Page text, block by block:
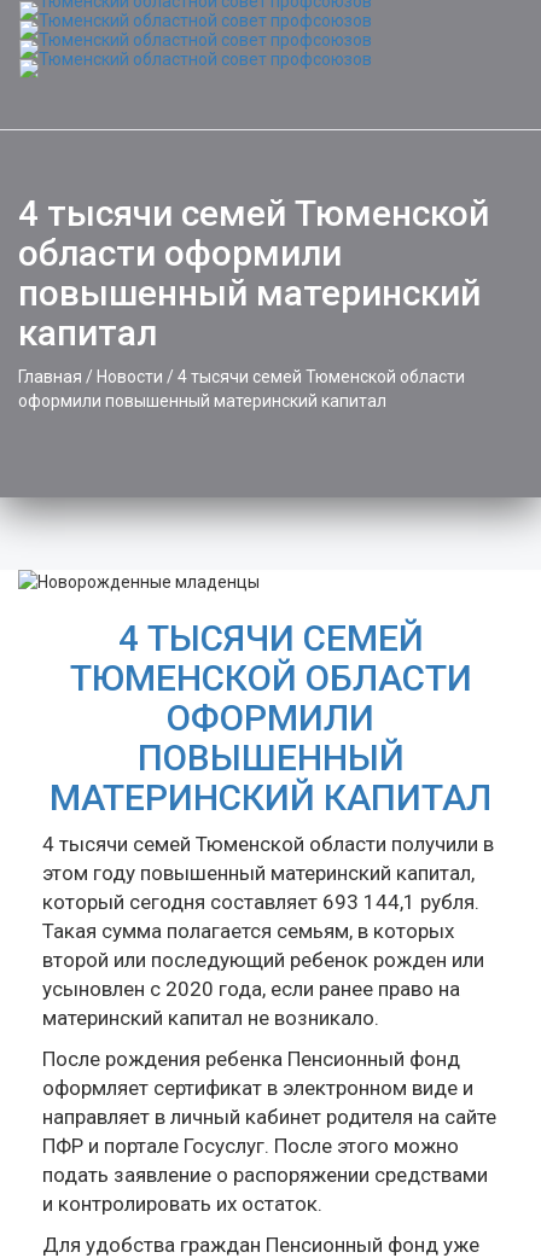
4 тысячи семей Тюменской
области оформили
повышенный материнский
капитал
Главная / Новости / 4 тысячи семей Тюменской области
оформили повышенный материнский капитал
4 ТЫСЯЧИ СЕМЕЙ
ТЮМЕНСКОЙ ОБЛАСТИ
ОФОРМИЛИ
ПОВЫШЕННЫЙ
МАТЕРИНСКИЙ КАПИТАЛ
4 тысячи семей Тюменской области получили в
этом году повышенный материнский капитал,
который сегодня составляет 693 144,1 рубля.
Такая сумма полагается семьям, в которых
второй или последующий ребенок рожден или
усыновлен с 2020 года, если ранее право на
материнский капитал не возникало.
После рождения ребенка Пенсионный фонд
оформляет сертификат в электронном виде и
направляет в личный кабинет родителя на сайте
ПФР и портале Госуслуг. После этого можно
подать заявление о распоряжении средствами
и контролировать их остаток.
Для удобства граждан Пенсионный фонд уже